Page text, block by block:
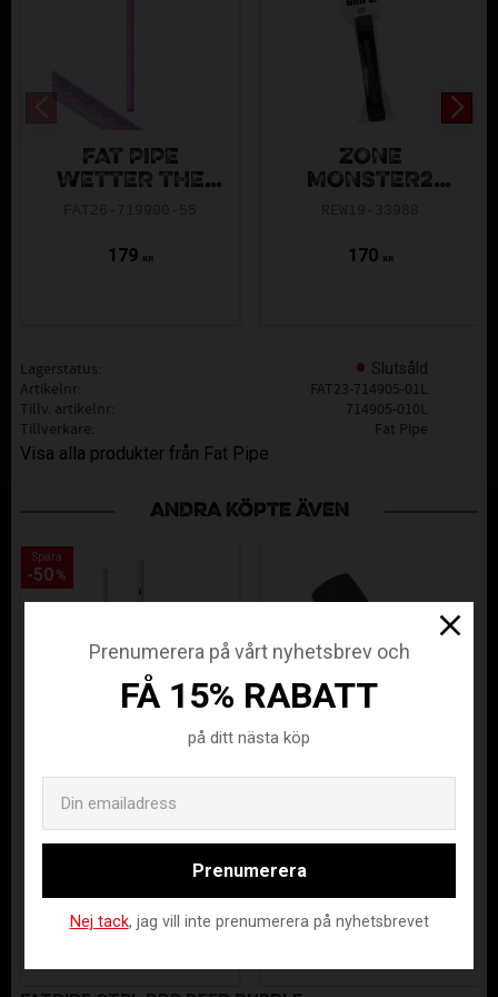
FAT PIPE
WETTER THE
179 KR
ZONE
MONSTER2
170 KR
Lagerstatus Slutsåld
Artikelnr
FAT23-714905-01L
Tillv. artikelnr
714905-010L
Tillverkare
Fat Pipe
Visa alla produkter från Fat Pipe
ANDRA KÖPTE ÄVEN
Spara
50 %
ZONE AIR/ONE
SPEED AL 29
REW25-30427
Spara
50 %
ASSIST
BOLASTRUMPA
1568-1-341-34
Prenumerera på vårt nyhetsbrev och
FÅ 15% RABATT
på ditt nästa köp
Prenumerera
Nej tack, jag vill inte prenumerera på nyhetsbrevet